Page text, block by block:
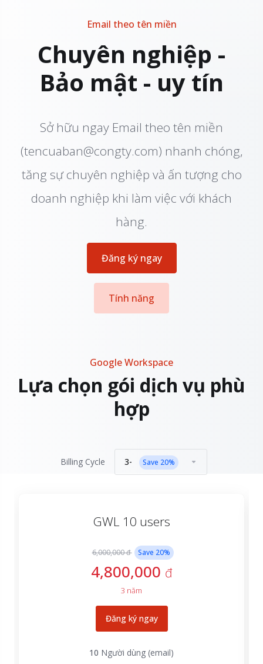
Email theo tên miền
Chuyên nghiệp -
Bảo mật - uy tín
Sở hữu ngay Email theo tên miền
(tencuaban@congty.com) nhanh chóng,
tăng sự chuyên nghiệp và ấn tượng cho
doanh nghiệp khi làm việc với khách
hàng.
Đăng ký ngay
Tính năng
Google Workspace
Lựa chọn gói dịch vụ phù
hợp
Billing Cycle 3- Save 20%
GWL 10 users
6,000,000 đ Save 20%
4,800,000 đ
3 năm
Đăng ký ngay
10 Người dùng (email)